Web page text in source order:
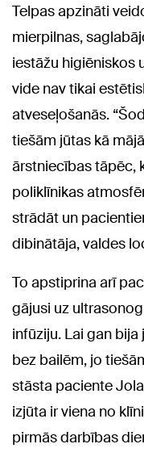
Telpas apzināti
mierpilnas,
iestāžu higiēniskos
vide nav tikai
atveseļošanās.
tiešām jūtas kā
ārstniecības tāpēc,
poliklīnikas
strādāt un
dibinātāja, valdes
To apstiprina arī
gājusi uz
infūziju. Lai gan
bez bailēm, jo
stāsta paciente
izjūta ir viena no
pirmās darbības